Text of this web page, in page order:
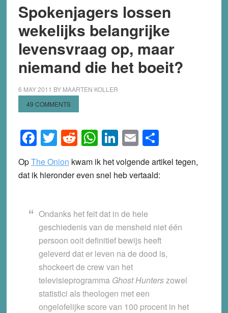
Spokenjagers lossen
wekelijks belangrijke
levensvraag op, maar
niemand die het boeit?
6 MAY 2011 BY MAARTEN KOLLER
49 COMMENTS
Facebook
Twitter
Reddit
WhatsApp
LinkedIn
EmailShare
OpThe Onion kwam ik het volgende artikel tegen,
dat ik hieronder even snel heb vertaald:
Ondanks het feit dat in de hele
geschiedenis van de mensheid niet één
persoon ooit definitief bewijs heeft
geleverd dat er leven na de dood is,
shockeert de crew van het
televisieprogramma Ghost Hunterszowel
statistici als theologen met een
ongelofelijke score van 100 procent in het